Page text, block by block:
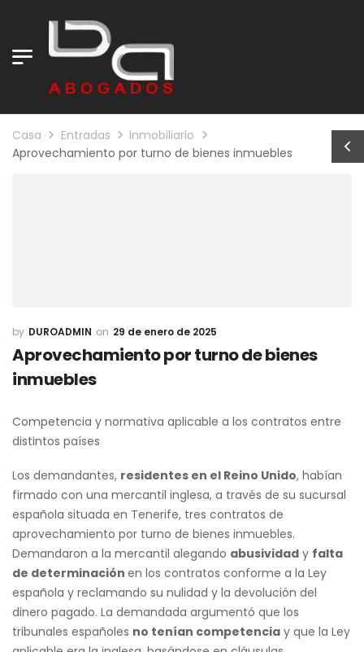
Casa Entradas
Inmobiliario
Aprovechamiento por turno de bienes inmuebles
DUROADMIN 29 de enero de 2025
Aprovechamiento por turno de bienes
inmuebles
Competencia y normativa aplicable a los contratos entre
distintos países
Los demandantes, residentes en el Reino Unido, habían
firmado con una mercantil inglesa, a través de su sucursal
española situada en Tenerife, tres contratos de
aprovechamiento por turno de bienes inmuebles.
Demandaron a la mercantil alegando abusividad y falta
de determinación en los contratos conforme a la Ley
española y reclamando su nulidad y la devolución del
dinero pagado. La demandada argumentó que los
tribunales españoles no tenían competencia y que la Ley